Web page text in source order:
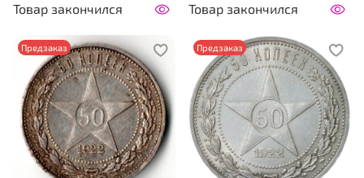
Товар закончился Товар закончился
Предзаказ Предзаказ